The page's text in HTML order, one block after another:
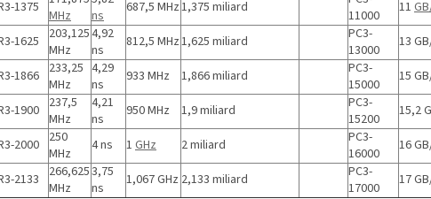
1375 MHz
ns
687,5 MHz1,375 miliard
11000
11
1625
203,125
MHz
4,92
ns
812,5 MHz1,625 miliard
PC3-
13000
13
1866
233,25
MHz
4,29
ns
933 MHz 1,866 miliard
PC3-
15000
15
1900
237,5
MHz
4,21
ns
950 MHz 1,9 miliard
PC3-
15200
15,2
2000
250
MHz
4 ns 1 GHz 2 miliard
PC3-
16000
16
2133
266,625
MHz
3,75
ns
1,067 GHz 2,133 miliard
PC3-
17000
17